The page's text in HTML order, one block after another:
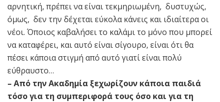
αρνητική, πρέπει να είναι τεκμηριωμένη, δυστυχώς,
όμως, δεν την δέχεται εύκολα κάνεις και ιδιαίτερα οι
νέοι. Όποιος καβαλήσει το καλάμι το μόνο που μπορεί
να καταφέρει, και αυτό είναι σίγουρο, είναι ότι θα
πέσει κάποια στιγμή από αυτό γιατί είναι πολύ
εύθραυστο…
– Από την Ακαδημία ξεχωρίζουν κάποια παιδιά
τόσο για τη συμπεριφορά τους όσο και για τη